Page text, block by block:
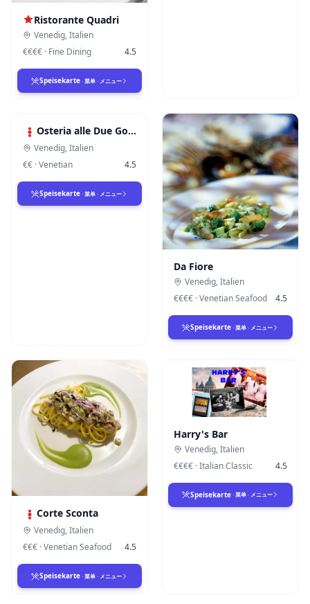
Ristorante Quadri
Venedig,Italien
€€€€ · Fine Dining 4.5
Speisekarte · 菜单 · メニュー
Osteria alle Due Gondolette
Venedig,Italien
€€ ·Venetian 4.5
Speisekarte · 菜单 · メニュー
Da Fiore
Venedig,Italien
€€€€ ·Venetian Seafood 4.5
Speisekarte · 菜单 · メニュー
Corte Sconta
Venedig,Italien
€€€ ·Venetian Seafood 4.5
Speisekarte · 菜单 · メニュー
Harry's Bar
Venedig,Italien
€€€€ ·Italian Classic 4.5
Speisekarte · 菜单 · メニュー